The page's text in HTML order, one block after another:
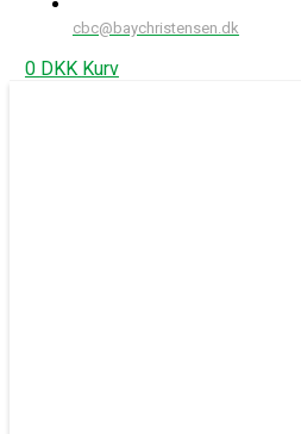
cbc@baychristensen.dk
0 DKK Kurv